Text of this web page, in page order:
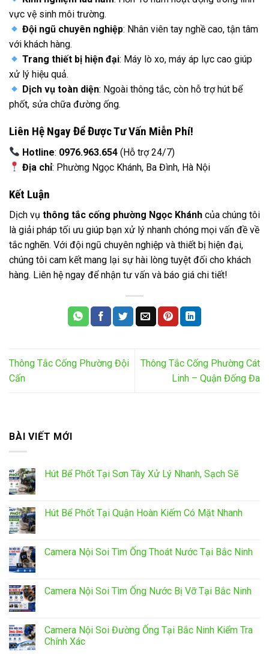
vực vệ sinh môi trường.
Đội ngũ chuyên nghiệp: Nhân viên tay nghề cao, tận tâm
với khách hàng.
Trang thiết bị hiện đại: Máy lò xo, máy áp lực cao giúp
xử lý hiệu quả.
Dịch vụ toàn diện: Ngoài thông tắc, còn hỗ trợ hút bể
phốt, sửa chữa đường ống.
Liên Hệ Ngay Để Được Tư Vấn Miễn Phí!
Hotline: 0976.963.654 (Hỗ trợ 24/7)
Địa chỉ: Phường Ngọc Khánh, Ba Đình, Hà Nội
Kết Luận
Dịch vụ thông tắc cống phường Ngọc Khánh của chúng tôi
là giải pháp tối ưu giúp bạn xử lý nhanh chóng mọi vấn đề về
tắc nghẽn. Với đội ngũ chuyên nghiệp và thiết bị hiện đại,
chúng tôi cam kết mang lại sự hài lòng tuyệt đối cho khách
hàng. Liên hệ ngay để nhận tư vấn và báo giá chi tiết!
Thông Tắc Cống Phường Đội
Cấn
Thông Tắc Cống Phường Cát
Linh – Quận Đống Đa
BÀI VIẾT MỚI
Hút Bể Phốt Tại Sơn Tây Xử Lý Nhanh, Sạch Sẽ
Hút Bể Phốt Tại Quận Hoàn Kiếm Có Mặt Nhanh
Camera Nội Soi Tìm Ống Thoát Nước Tại Bắc Ninh
Camera Nội Soi Tìm Ống Nước Bị Vỡ Tại Bắc Ninh
Camera Nội Soi Đường Ống Tại Bắc Ninh Kiểm Tra
Chính Xác